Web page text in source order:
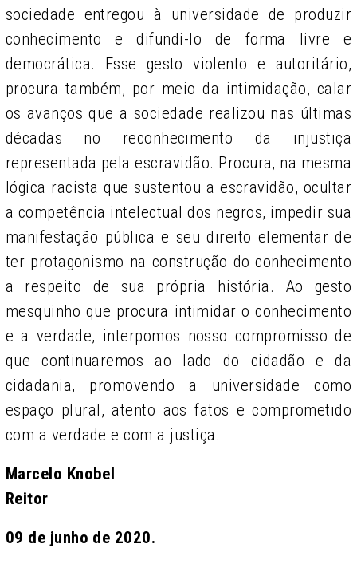
sociedade entregou à universidade de produzir
conhecimento e difundi-lo de forma livre e
democrática. Esse gesto violento e autoritário,
procura também, por meio da intimidação, calar
os avanços que a sociedade realizou nas últimas
décadas no reconhecimento da injustiça
representada pela escravidão. Procura, na mesma
lógica racista que sustentou a escravidão, ocultar
a competência intelectual dos negros, impedir sua
manifestação pública e seu direito elementar de
ter protagonismo na construção do conhecimento
a respeito de sua própria história. Ao gesto
mesquinho que procura intimidar o conhecimento
e a verdade, interpomos nosso compromisso de
que continuaremos ao lado do cidadão e da
cidadania, promovendo a universidade como
espaço plural, atento aos fatos e comprometido
com a verdade e com a justiça.
Marcelo Knobel
Reitor
09 de junho de 2020.